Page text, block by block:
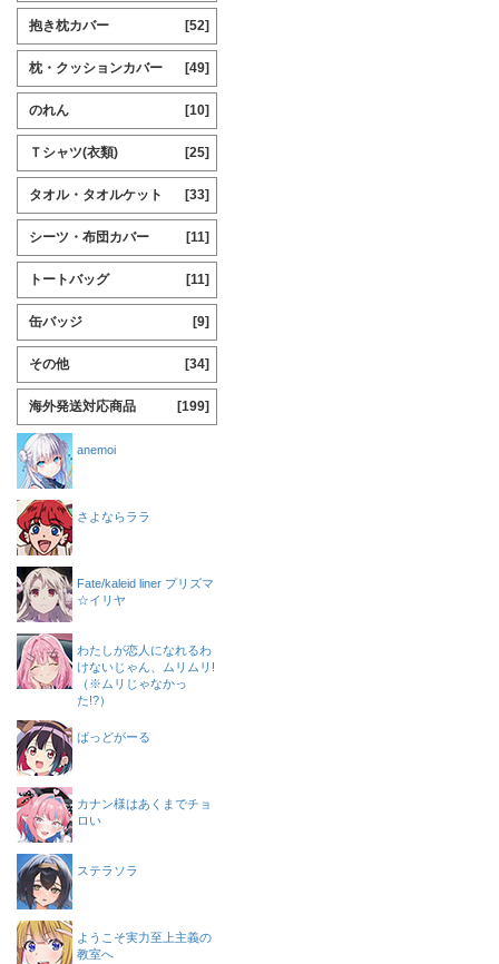
抱き枕カバー [52]
枕・クッションカバー [49]
のれん [10]
Ｔシャツ(衣類) [25]
タオル・タオルケット [33]
シーツ・布団カバー [11]
トートバッグ [11]
缶バッジ [9]
その他 [34]
海外発送対応商品 [199]
anemoi
さよならララ
Fate/kaleid liner プリズマ
☆イリヤ
わたしが恋人になれるわ
けないじゃん、ムリムリ!
（※ムリじゃなかっ
た!?）
ばっどがーる
カナン様はあくまでチョ
ロい
ステラソラ
ようこそ実力至上主義の
教室へ